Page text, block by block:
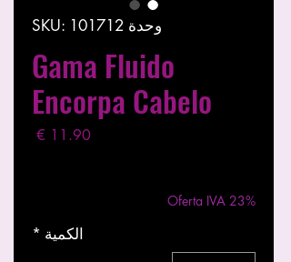
وحدة SKU: 101712
Gama Fluido
Encorpa Cabelo
السعر
Oferta IVA 23%
الكمية *